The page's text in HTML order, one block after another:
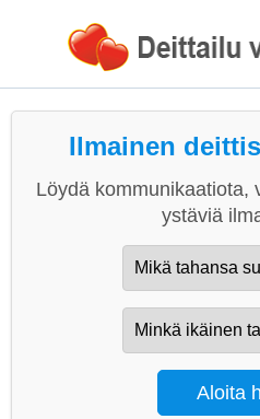
Ilmainen
Löydä kommunikaatiota,
ystäviä